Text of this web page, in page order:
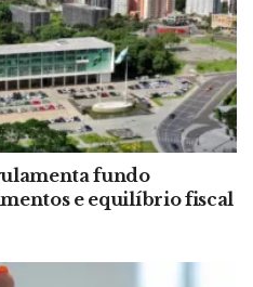
fundo
e equilíbrio fiscal